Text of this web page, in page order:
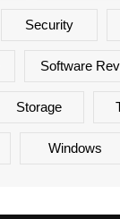
Security
Software
Storage
Windows